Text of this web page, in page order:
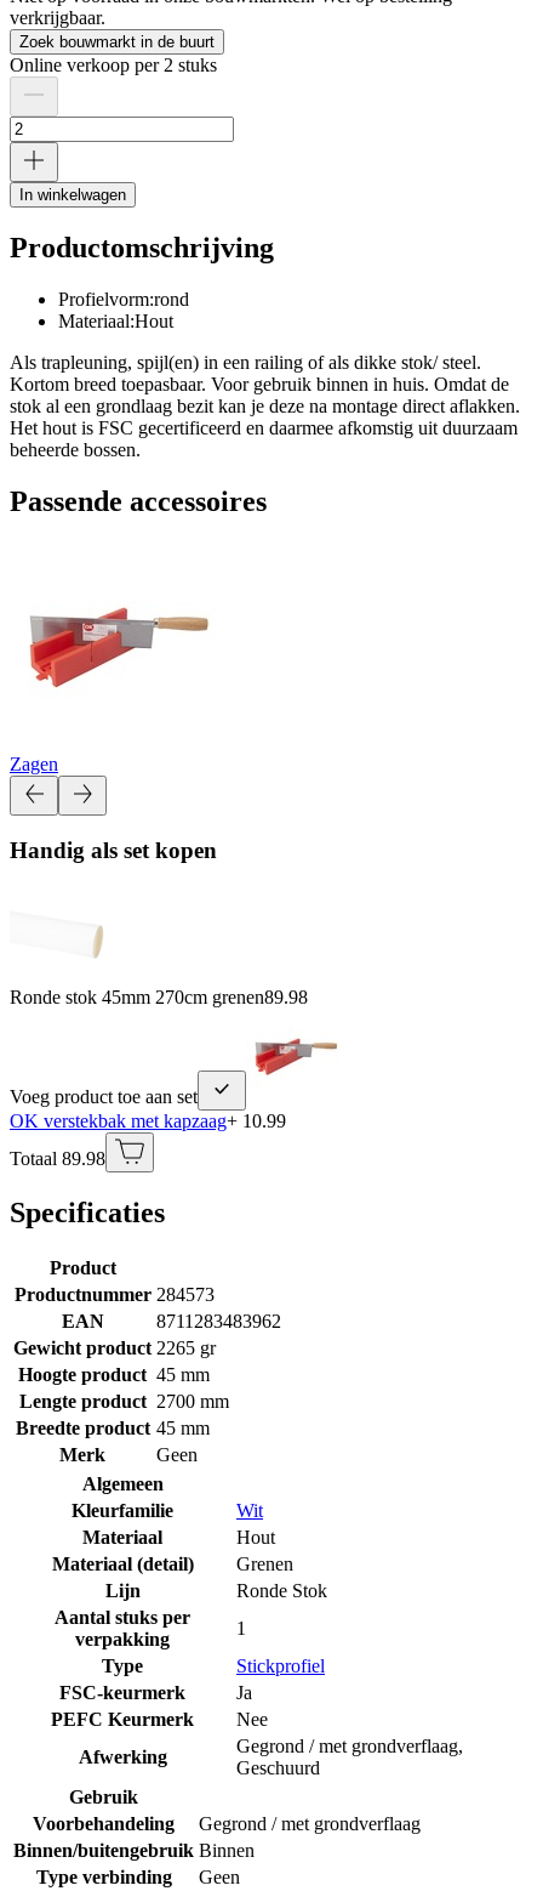
verkrijgbaar.
Zoek bouwmarkt in de buurt
Online verkoop per 2 stuks
In winkelwagen
Productomschrijving
Profielvorm:rond
Materiaal:Hout
Als trapleuning, spijl(en) in een railing of als dikke stok/ steel.
Kortom breed toepasbaar. Voor gebruik binnen in huis. Omdat de
stok al een grondlaag bezit kan je deze na montage direct aflakken.
Het hout is FSC gecertificeerd en daarmee afkomstig uit duurzaam
beheerde bossen.
Passende accessoires
Zagen
Handig als set kopen
Ronde stok 45mm 270cm grenen89.98
Voeg product toe aan set
OK verstekbak met kapzaag+ 10.99
Totaal 89.98
Specificaties
Product
Productnummer 284573
EAN
8711283483962
Gewicht product 2265 gr
Hoogte product 45 mm
Lengte product 2700 mm
Breedte product 45 mm
Merk
Geen
Algemeen
Kleurfamilie
Wit
Materiaal
Hout
Materiaal (detail)
Grenen
Lijn
Ronde Stok
Aantal stuks per
verpakking
1
Type
Stickprofiel
FSC-keurmerk
Ja
PEFC Keurmerk
Nee
Afwerking
Gegrond / met grondverflaag,
Geschuurd
Gebruik
Voorbehandeling
Gegrond / met grondverflaag
Binnen/buitengebruik Binnen
Type verbinding
Geen